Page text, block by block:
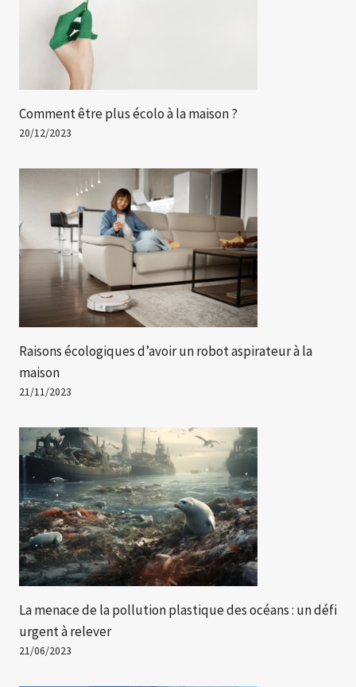
Comment être plus écolo à la maison ?
20/12/2023
Raisons écologiques d’avoir un robot aspirateur à la
maison
21/11/2023
La menace de la pollution plastique des océans : un défi
urgent à relever
21/06/2023